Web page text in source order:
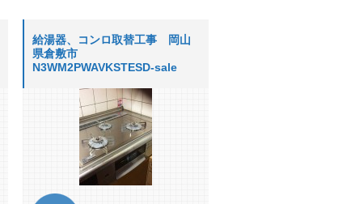
給湯器、コンロ取替工事 岡山
県倉敷市
N3WM2PWAVKSTESD-sale